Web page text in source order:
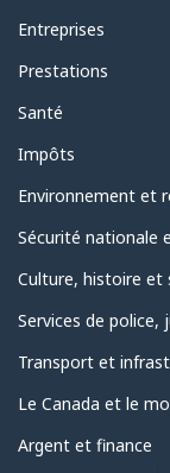
Entreprises
Prestations
Santé
Impôts
Environnement et
Sécurité nationale
Culture, histoire et
Services de police,
Transport et
Le Canada et le
Argent et finance